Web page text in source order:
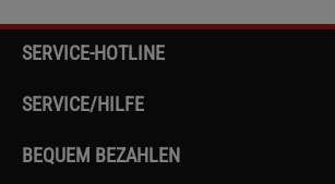
SERVICE-HOTLINE
SERVICE/HILFE
BEQUEM BEZAHLEN